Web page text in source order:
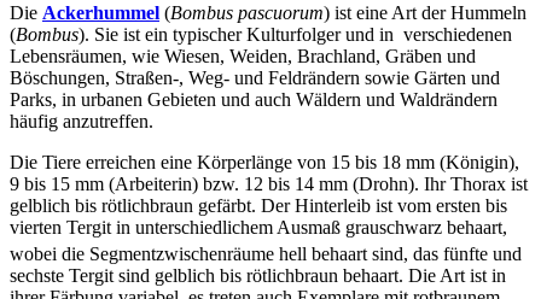
Die Acker­hum­mel (Bom­bus pas­cuo­rum) ist eine Art der Hum­meln
(Bom­bus). Sie ist ein typi­scher Kul­tur­fol­ger und in ver­schie­de­nen
Lebens­räu­men, wie Wie­sen, Wei­den, Brach­land, Grä­ben und
Böschun­gen, Straßen‑, Weg- und Feld­rän­dern sowie Gär­ten und
Parks, in urba­nen Gebie­ten und auch Wäl­dern und Wald­rän­dern
häu­fig anzutreffen.
Die Tie­re errei­chen eine Kör­per­län­ge von 15 bis 18 mm (Köni­gin),
9 bis 15 mm (Arbei­te­rin) bzw. 12 bis 14 mm (Drohn). Ihr Tho­rax ist
gelb­lich bis röt­lich­braun gefärbt. Der Hin­ter­leib ist vom ers­ten bis
vier­ten Ter­git in unter­schied­li­chem Aus­maß grau­schwarz behaart,
wobei die Seg­ment­zwi­schen­räu­me hell behaart sind, das fünf­te und
sechs­te Ter­git sind gelb­lich bis röt­lich­braun behaart. Die Art ist in